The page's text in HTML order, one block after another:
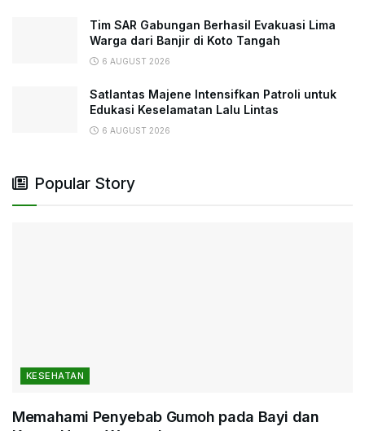
Tim SAR Gabungan Berhasil Evakuasi Lima
Warga dari Banjir di Koto Tangah
6 AUGUST 2026
Satlantas Majene Intensifkan Patroli untuk
Edukasi Keselamatan Lalu Lintas
6 AUGUST 2026
Popular Story
KESEHATAN
Memahami Penyebab Gumoh pada Bayi dan